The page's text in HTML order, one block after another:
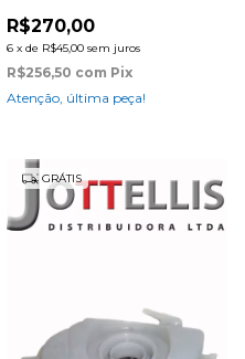
R$270,00
6 x de R$45,00 sem juros
R$256,50 com Pix
Atenção, última peça!
GRÁTIS